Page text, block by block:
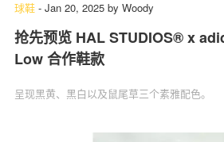
球鞋 - Jan 20, 2025 by Woody
抢先预览 HAL STUDIOS® x
Low 合作鞋款
呈现黑黄、黑白以及鼠尾草三个素雅配色。